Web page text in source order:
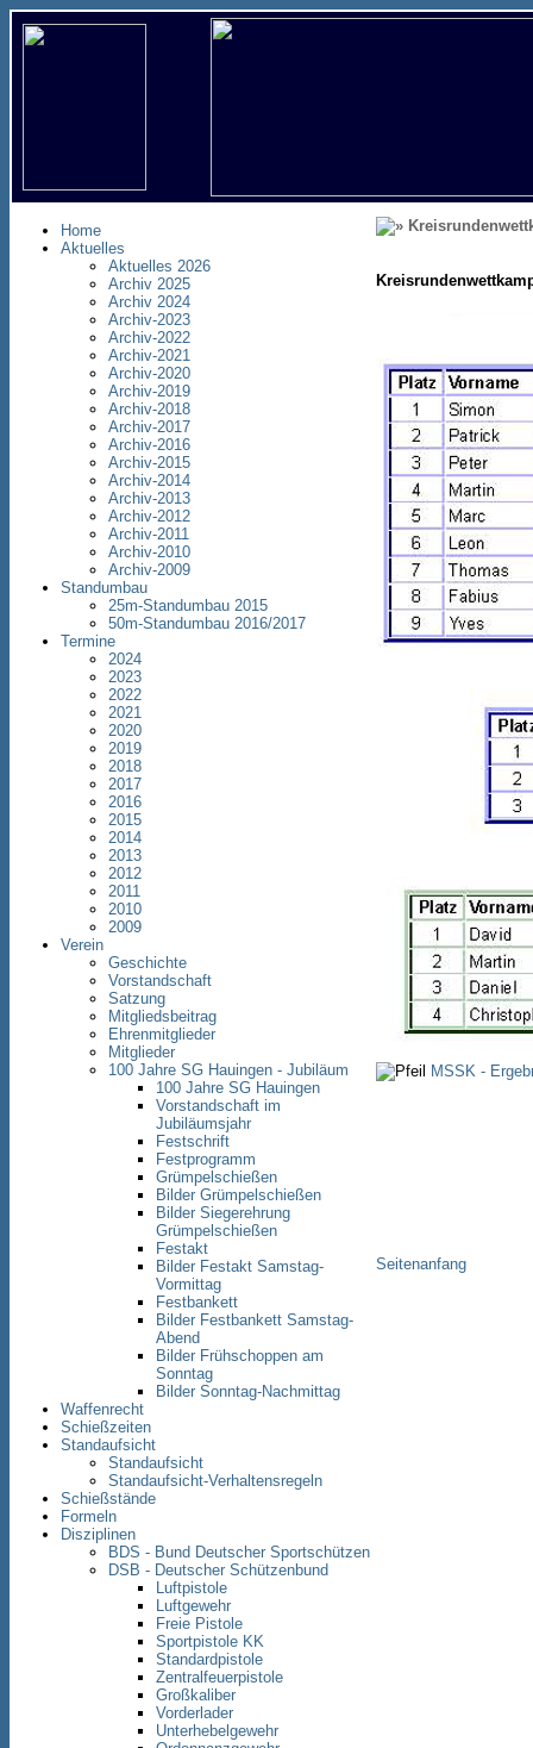
Home
Aktuelles
Aktuelles 2026
Archiv 2025
Archiv 2024
Archiv-2023
Archiv-2022
Archiv-2021
Archiv-2020
Archiv-2019
Archiv-2018
Archiv-2017
Archiv-2016
Archiv-2015
Archiv-2014
Archiv-2013
Archiv-2012
Archiv-2011
Archiv-2010
Archiv-2009
Standumbau
25m-Standumbau 2015
50m-Standumbau 2016/2017
Termine
2024
2023
2022
2021
2020
2019
2018
2017
2016
2015
2014
2013
2012
2011
2010
2009
Verein
Geschichte
Vorstandschaft
Satzung
Mitgliedsbeitrag
Ehrenmitglieder
Mitglieder
100 Jahre SG Hauingen - Jubiläum
100 Jahre SG Hauingen
Vorstandschaft im
Jubiläumsjahr
Festschrift
Festprogramm
Grümpelschießen
Bilder Grümpelschießen
Bilder Siegerehrung
Grümpelschießen
Festakt
Bilder Festakt Samstag-
Vormittag
Festbankett
Bilder Festbankett Samstag-
Abend
Bilder Frühschoppen am
Sonntag
Bilder Sonntag-Nachmittag
Waffenrecht
Schießzeiten
Standaufsicht
Standaufsicht
Standaufsicht-Verhaltensregeln
Schießstände
Formeln
Disziplinen
BDS - Bund Deutscher Sportschützen
DSB - Deutscher Schützenbund
Luftpistole
Luftgewehr
Freie Pistole
Sportpistole KK
Standardpistole
Zentralfeuerpistole
Großkaliber
Vorderlader
Unterhebelgewehr
MSSK -
Seitenanfang